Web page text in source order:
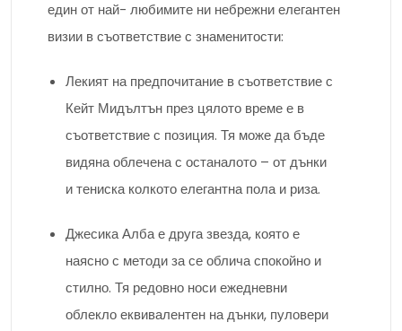
един от най- любимите ни небрежни елегантен
визии в съответствие с знаменитости:
Лекият на предпочитание в съответствие с
Кейт Мидълтън през цялото време е в
съответствие с позиция. Тя може да бъде
видяна облечена с останалото – от дънки
и тениска колкото елегантна пола и риза.
Джесика Алба е друга звезда, която е
наясно с методи за се облича спокойно и
стилно. Тя редовно носи ежедневни
облекло еквивалентен на дънки, пуловери